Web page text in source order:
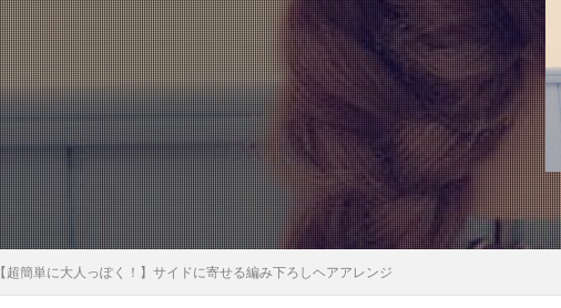
【超簡単に大人っぽく！】サイドに寄せる編み下ろしヘアアレンジ